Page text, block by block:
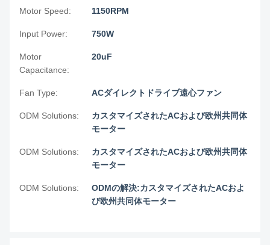
Motor Speed: 1150RPM
Input Power: 750W
Motor
Capacitance:
20uF
Fan Type: ACダイレクトドライブ遠心ファン
ODM Solutions:
カスタマイズされたACおよび欧州共同体
モーター
ODM Solutions:
カスタマイズされたACおよび欧州共同体
モーター
ODM Solutions:
ODMの解決:カスタマイズされたACおよ
び欧州共同体モーター